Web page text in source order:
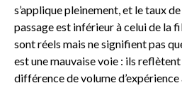
s’applique pleinement, et le taux
passage est inférieur à celui de la
sont réels mais ne signifient pas
est une mauvaise voie : ils
différence de volume